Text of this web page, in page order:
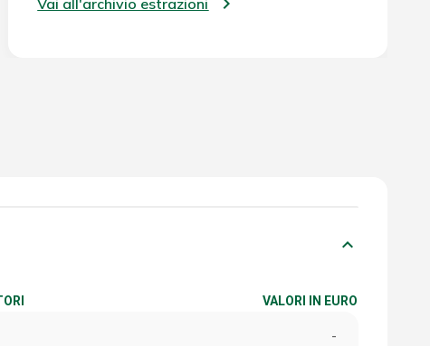
keyboard_arrow_down
VALORI IN EURO
-